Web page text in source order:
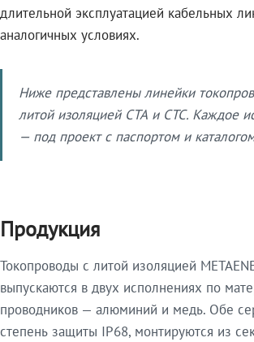
длительной эксплуатацией кабельных
аналогичных условиях.
Ниже представлены линейки
литой изоляцией СТА и СТС. Каждое
— под проект с паспортом и
Продукция
Токопроводы с литой изоляцией
выпускаются в двух исполнениях по
проводников — алюминий и медь. Обе
степень защиты IP68, монтируются из